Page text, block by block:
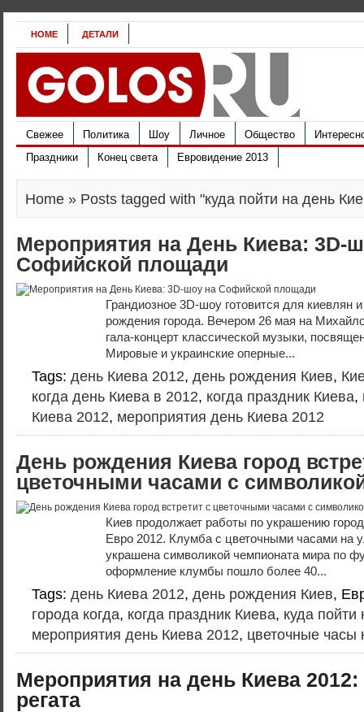
HOME ДЕТАЛИ
Свежее Политика Шоу Личное Общество
Праздники
Конец света Евровидение 2013
Home » Posts tagged with "куда пойти на день
Мероприятия на День Киева: 3D-
Софийской площади
Грандиозное 3D-шоу готовится для киевлян
рождения города. Вечером 26 мая на
гала-концерт классической музыки,
Мировые и украинские оперные...
Tags: день Киева 2012, день рождения Киев,
когда день Киева в 2012, когда праздник Киева,
Киева 2012, мероприятия день Киева 2012
День рождения Киева город
цветочными часами с
Киев продолжает работы по украшению
Евро 2012. Клумба с цветочными часами на
украшена символикой чемпионата мира по
оформление клумбы пошло более 40...
Tags: день Киева 2012, день рождения Киев,
города когда, когда праздник Киева, куда
мероприятия день Киева 2012, цветочные часы
Мероприятия на день Киева 2012:
регата